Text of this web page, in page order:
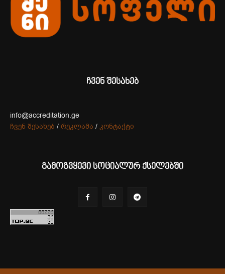
ჩვენ შესახებ
info@accreditation.ge
ჩვენ შესახებ / რეკლამა / კონტაქტი
გამოგვყევი სოციალურ ქსელებში